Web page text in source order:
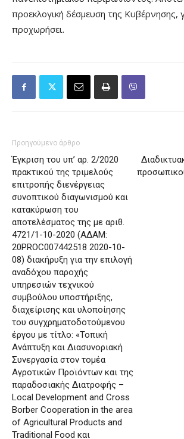
προεκλογική δέσμευση της Κυβέρνησης,
προχωρήσει.
Προηγούμενο άρθρο
Έγκριση του υπ’ αρ. 2/2020
πρακτικού της τριμελούς
επιτροπής διενέργειας
συνοπτικού διαγωνισμού και
κατακύρωση του
αποτελέσματος της με αριθ.
4721/1-10-2020 (ΑΔΑΜ:
20PROC007442518 2020-10-
08) διακήρυξη για την επιλογή
αναδόχου παροχής
υπηρεσιών τεχνικού
συμβούλου υποστήριξης,
διαχείρισης και υλοποίησης
του συγχρηματοδοτούμενου
έργου με τίτλο: «Τοπική
Ανάπτυξη και Διασυνοριακή
Συνεργασία στον τομέα
Αγροτικών Προϊόντων και της
παραδοσιακής Διατροφής –
Local Development and Cross
Borber Cooperation in the area
of Agricultural Products and
Traditional Food και